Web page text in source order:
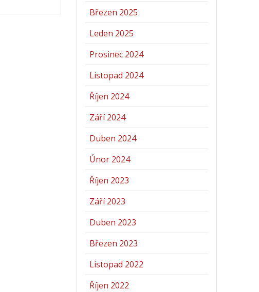
Březen 2025
Leden 2025
Prosinec 2024
Listopad 2024
Říjen 2024
Září 2024
Duben 2024
Únor 2024
Říjen 2023
Září 2023
Duben 2023
Březen 2023
Listopad 2022
Říjen 2022